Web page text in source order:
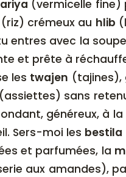
(vermicelle fine)
(riz) crémeux au hlib
entres avec la
et prête à
les twajen (tajines),
(assiettes) sans
généreux, à
Sers-moi les bestila
et parfumées, la
aux amandes),